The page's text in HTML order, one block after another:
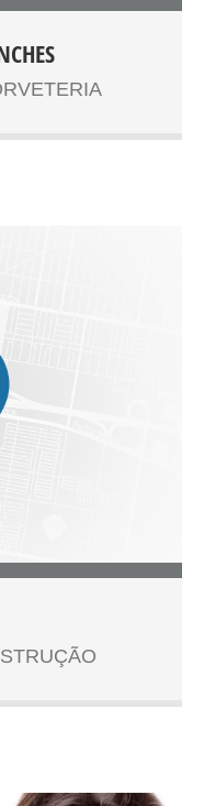
de texto da
e vem sendo
de tipos e os
PageMaker. Este
seu! VEJA NAS
O SEU CUPOM
OU SALVE EM
de texto da
e vem sendo
de tipos e os
eletrônica,